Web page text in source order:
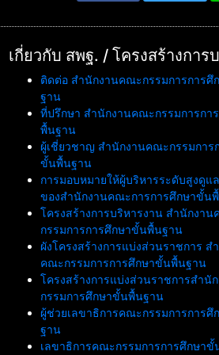
เกี่ยวกับ สพฐ. / โครงสร้างการ
ติดต่อ สำนักงานคณะกรรมการการ
ฐาน
ที่ปรึกษา สำนักงานคณะกรรมการกา
พื้นฐาน
ผู้เชี่ยวชาญ สำนักงานคณะกรรมการ
ขั้นพื้นฐาน
การมอบหมายให้ผู้บริหารระดับสูงดูแ
ของสำนักงานคณะการการศึกษาขั้น
โครงสร้างการบริหารงาน สำนักงาน
กรรมการการศึกษาขั้นพื้นฐาน
ผังโครงสร้างการแบ่งส่วนราชการ ส
คณะกรรมการการศึกษาขั้นพื้นฐาน
โครงสร้างการแบ่งส่วนราชการสำนั
กรรมการศึกษาขั้นพื้นฐาน
ผู้ช่วยเลขาธิการคณะกรรมการการ
ฐาน
เลขาธิการคณะกรรมการการศึกษา